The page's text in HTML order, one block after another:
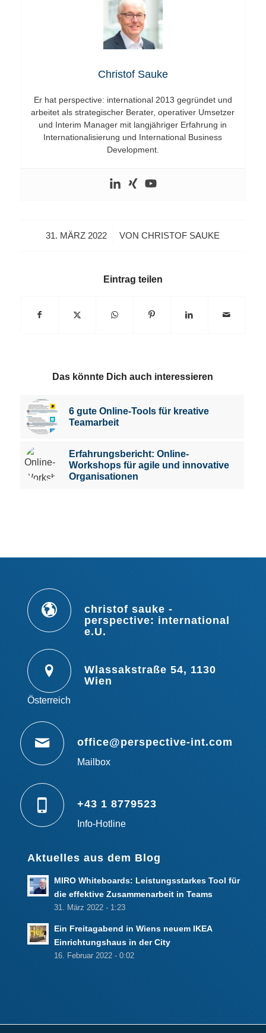
Christof Sauke
Er hat perspective: international 2013 gegründet und
arbeitet als strategischer Berater, operativer Umsetzer
und Interim Manager mit langjähriger Erfahrung in
Internationalisierung und International Business
Development.
31. MÄRZ 2022
/ VONCHRISTOF SAUKE
Eintrag teilen
Das könnte Dich auch interessieren
6 gute Online-Tools für kreative
Teamarbeit
Erfahrungsbericht: Online-
Workshops für agile und innovative
Organisationen
christof sauke -
perspective: international
e.U.
Wlassakstraße 54, 1130
Wien
Österreich
office@perspective-int.com
Mailbox
+43 1 8779523
Info-Hotline
Aktuelles aus dem Blog
MIRO Whiteboards: Leistungsstarkes Tool für
die effektive Zusammenarbeit in Teams
31. März 2022 - 1:23
Ein Freitagabend in Wiens neuem IKEA
Einrichtungshaus in der City
16. Februar 2022 - 0:02